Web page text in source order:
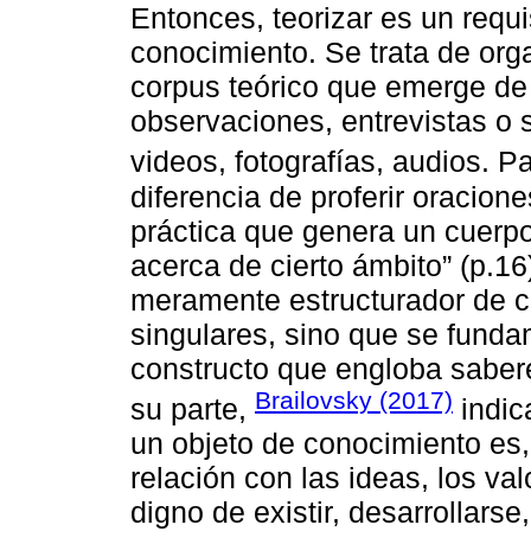
Entonces, teorizar es un
conocimiento. Se trata de
corpus teórico que emerge
observaciones, entrevistas o
videos, fotografías, audios.
diferencia de proferir
práctica que genera un
acerca de cierto ámbito”
meramente estructurador de
singulares, sino que se
constructo que engloba
su parte, Brailovsky (2017)
un objeto de conocimiento
relación con las ideas, los
digno de existir,